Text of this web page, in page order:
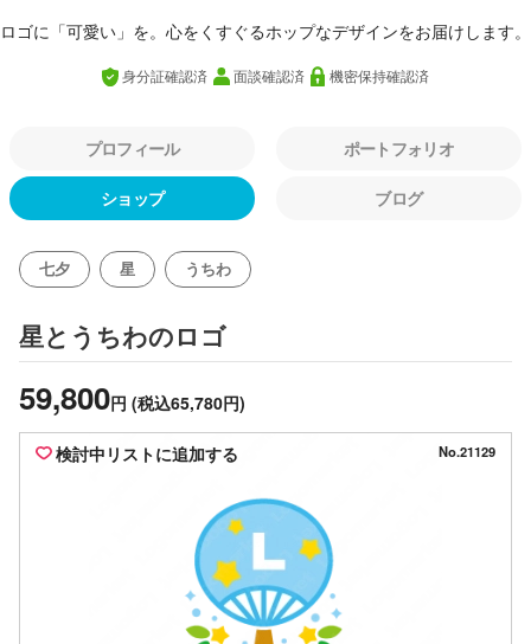
ロゴに「可愛い」を。心をくすぐるホップなデザインをお届けします。
身分証確認済 面談確認済 機密保持確認済
プロフィール ポートフォリオ
ショップ ブログ
七夕 星 うちわ
星とうちわのロゴ
59,800円 (税込65,780円)
検討中リストに追加する No.21129